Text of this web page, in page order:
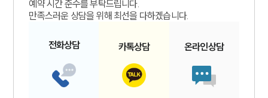
예약 시간 준수를 부탁드립니다.
만족스러운 상담을 위해 최선을 다하겠습니다.
전화상담 카톡상담 온라인상담